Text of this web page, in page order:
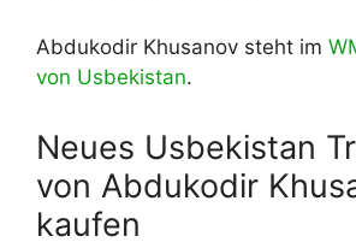
Abdukodir Khusanov steht im
von Usbekistan.
Neues Usbekistan
von Abdukodir
kaufen